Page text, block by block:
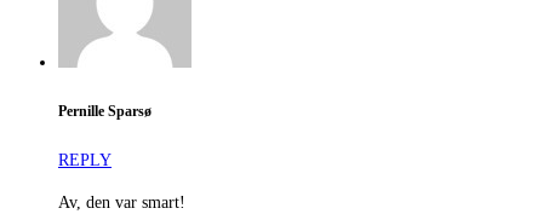
Pernille Sparsø
REPLY
Av, den var smart!